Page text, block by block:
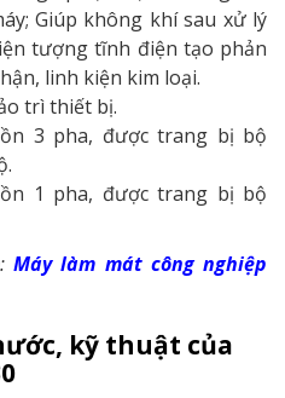
Giúp không khí sau xử lý
tượng tĩnh điện tạo phản
linh kiện kim loại.
trì thiết bị.
3 pha, được trang bị bộ
1 pha, được trang bị bộ
: Máy làm mát công nghiệp
kỹ thuật của